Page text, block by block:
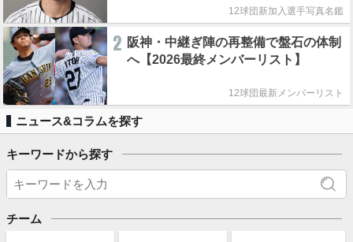
12球団新加入選手写真名鑑
2 阪神・中継ぎ陣の再整備で盤石の体制
へ【2026最終メンバーリスト】
12球団最新メンバーリスト
ニュース&コラムを探す
キーワードから探す
チーム